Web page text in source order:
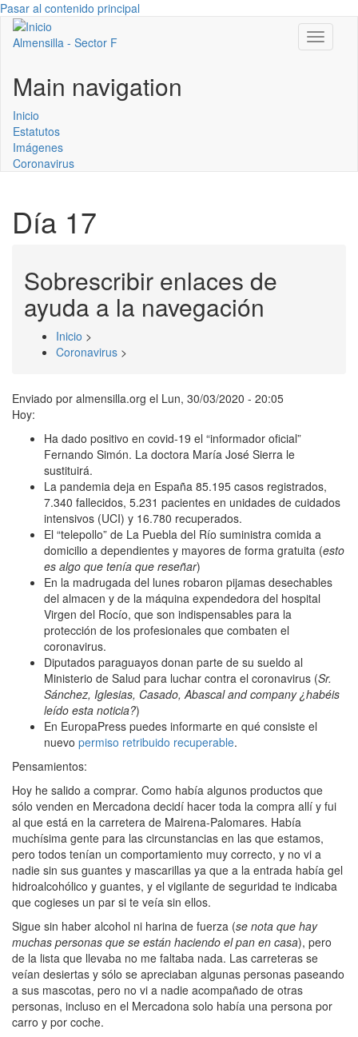
Pasar al contenido principal
Toggle
Almensilla - Sector F
Main navigation
Inicio
Estatutos
Imágenes
Coronavirus
Día 17
Sobrescribir enlaces de
ayuda a la navegación
Inicio >
Coronavirus >
Enviado por almensilla.org el Lun, 30/03/2020 - 20:05
Hoy:
Ha dado positivo en covid-19 el “informador oficial”
Fernando Simón. La doctora María José Sierra le
sustituirá.
La pandemia deja en España 85.195 casos registrados,
7.340 fallecidos, 5.231 pacientes en unidades de cuidados
intensivos (UCI) y 16.780 recuperados.
El “telepollo” de La Puebla del Río suministra comida a
domicilio a dependientes y mayores de forma gratuita (esto
es algo que tenía que reseñar)
En la madrugada del lunes robaron pijamas desechables
del almacen y de la máquina expendedora del hospital
Virgen del Rocío, que son indispensables para la
protección de los profesionales que combaten el
coronavirus.
Diputados paraguayos donan parte de su sueldo al
Ministerio de Salud para luchar contra el coronavirus (Sr.
Sánchez, Iglesias, Casado, Abascal and company ¿habéis
leído esta noticia?)
En EuropaPress puedes informarte en qué consiste el
nuevo permiso retribuido recuperable.
Pensamientos:
Hoy he salido a comprar. Como había algunos productos que
sólo venden en Mercadona decidí hacer toda la compra allí y fui
al que está en la carretera de Mairena-Palomares. Había
muchísima gente para las circunstancias en las que estamos,
pero todos tenían un comportamiento muy correcto, y no vi a
nadie sin sus guantes y mascarillas ya que a la entrada había gel
hidroalcohólico y guantes, y el vigilante de seguridad te indicaba
que cogieses un par si te veía sin ellos.
Sigue sin haber alcohol ni harina de fuerza (se nota que hay
muchas personas que se están haciendo el pan en casa), pero
de la lista que llevaba no me faltaba nada. Las carreteras se
veían desiertas y sólo se apreciaban algunas personas paseando
a sus mascotas, pero no vi a nadie acompañado de otras
personas, incluso en el Mercadona solo había una persona por
carro y por coche.